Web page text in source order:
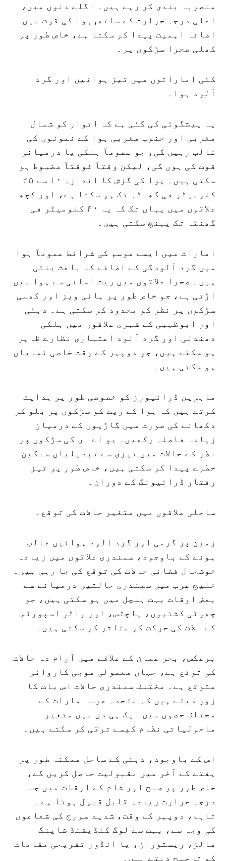
منصوبہ بندی کر رہے ہیں۔ اگلے دنوں میں،
اعلیٰ درجہ حرارت کے ساتھ, ہوا کی قوت میں
اضافہ اہمیت پیدا کر سکتا ہے، خاص طور پر
کھلی صحرا سڑکوں پر۔
کئی اماراتوں میں تیز ہوائیں اور گرد
آلود ہوا۔
یہ پیشگوئی کی گئی ہے کہ اتوار کو شمال
مغربی اور جنوب مغربی ہوا کے نمونوں کی
غالب رہیں گی، جو عموماً ہلکی یا درمیانی
قوت کی ہوں گی، لیکن وقتاً فوقتاً مضبوط ہو
سکتی ہیں۔ ہوا کی گزش کا اندازہ ۱۰ سے ۲۵
کلومیٹر فی گھنٹہ تک ہو سکتا ہے، اور کچھ
علاقوں میں یہاں تک کہ یہ ۴۰ کلومیٹر فی
گھنٹہ تک پہنچ سکتی ہیں۔
امارات میں ایسے موسم کی شرائط عموماً ہوا
میں گرد آلودگی کے اضافے کا باعث بنتی
ہیں۔ صحرا علاقوں میں ریت آسانی سے ہوا میں
اڑتی ہے، جو خاص طور پر ہائی ویز اور کھلی
سڑکوں پر نظر کو محدود کر سکتی ہے۔ دبئی
اور ابوظہبی کے شہری علاقوں میں ہلکی
دھندلی اور گرد آلود اعتباری نظارے ظاہر
ہو سکتے ہیں، جو دوپہر کے وقت خاصی نمایاں
ہو سکتی ہیں۔
ماہرین ڈرائیورز کو خصوصی طور پر ہدایت
کرتے ہیں کہ ہوا کے ریت کو سڑکوں پر بلو کر
دکھانے کی صورت میں گاڑیوں کے درمیان
زیادہ فاصلہ رکھیں۔ یو اے ای کی سڑکوں پر
نظر کے حالات میں تیزی سے تبدیلیاں سنگین
خطرے پیدا کر سکتی ہیں، خاص طور پر تیز
رفتار ڈرائیونگ کے دوران۔
ساحلی علاقوں میں متغیر حالات کی توقع۔
زمین پر گرمی اور گرد آلود ہوائیں غالب
ہونے کے باوجود، سمندری علاقوں میں زیادہ
خوشحال فضائی حالات کی توقع کی جا رہی ہیں۔
خلیج عرب میں سمندری حالتیں درمیانے سے
بعض اوقات بہت ہلچل میں ہو سکتی ہیں، جو
چھوٹی کشتیوں، یاچٹس، اور واٹر اسپورٹس
کے آلات کی حرکت کو متاثر کر سکتی ہیں۔
برعکس، بحر عمان کے علاقے میں آرام دہ حالات
کی توقع ہے، جہاں معمولی موجی کاروائی
متوقع ہے۔ مختلف سمندری حالات اس بات کا
زور دیتے ہیں کہ متحدہ عرب امارات کے
مختلف حصوں میں ایک ہی دن میں متغیر
ماحولیاتی نظام کیسے ترقی کر سکتے ہیں۔
اس کے باوجود، دبئی کے ساحل ممکنہ طور پر
ہفتے کے آخر میں مقبولیت حاصل کریں گے،
خاص طور پر صبح اور شام کے اوقات میں جب
درجہ حرارت زیادہ قابل قبول ہوتا ہے۔
تاہم، دوپہر کے وقت، شدید سورج کی شعاعوں
کی وجہ سے، بہت سے لوگ کنڈیشنڈ شاپنگ
مالز، ریستوران، یا انڈور تفریحی مقامات
کو ترجیح دیتے ہیں۔